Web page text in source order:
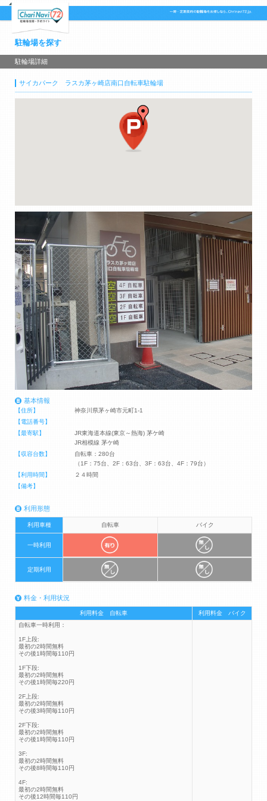
駐輪場を探す
駐輪場詳細
サイカパーク ラスカ茅ヶ崎店南口自転車駐輪場
基本情報
【住所】
神奈川県茅ヶ崎市元町1-1
【電話番号】
【最寄駅】
JR東海道本線(東京～熱海) 茅ケ崎
JR相模線 茅ケ崎
【収容台数】
自転車：280台
（1F：75台、2F：63台、3F：63台、4F：79台）
【利用時間】
２４時間
【備考】
利用形態
利用車種 自転車 バイク
一時利用
定期利用
料金・利用状況
利用料金 自転車
利用料金 バイク
自転車一時利用：
1F上段:
最初の2時間無料
その後1時間毎110円
1F下段:
最初の2時間無料
その後1時間毎220円
2F上段:
最初の2時間無料
その後3時間毎110円
2F下段:
最初の2時間無料
その後1時間毎110円
3F:
最初の2時間無料
その後8時間毎110円
4F:
最初の2時間無料
その後12時間毎110円